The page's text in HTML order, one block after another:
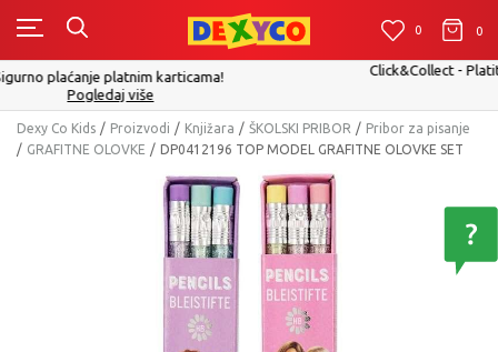
0 0
Click&Collect - Platite karticom Online i preuzmite u prodavnici po
Dexy Co Kids Proizvodi Knjižara ŠKOLSKI PRIBOR
Pribor za pisanje
GRAFITNE OLOVKE
DP0412196 TOP MODEL GRAFITNE OLOVKE SET